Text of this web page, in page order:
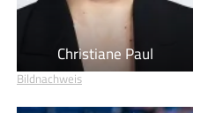
Christiane Paul
Bildnachweis